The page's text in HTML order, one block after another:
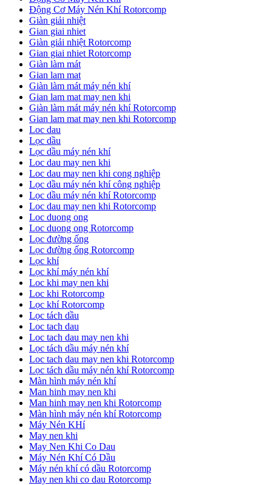
Động Cơ Máy Nén Khí Rotorcomp
Giàn giải nhiệt
Gian giai nhiet
Giàn giải nhiệt Rotorcomp
Gian giai nhiet Rotorcomp
Giàn làm mát
Gian lam mat
Giàn làm mát máy nén khí
Gian lam mat may nen khi
Giàn làm mát máy nén khí Rotorcomp
Gian lam mat may nen khi Rotorcomp
Loc dau
Lọc dầu
Lọc dầu máy nén khí
Loc dau may nen khi
Loc dau may nen khi cong nghiệp
Lọc dầu máy nén khí công nghiệp
Lọc dầu máy nén khí Rotorcomp
Loc dau may nen khi Rotorcomp
Loc duong ong
Loc duong ong Rotorcomp
Lọc đường ống
Lọc đường ống Rotorcomp
Lọc khí
Lọc khí máy nén khí
Loc khi may nen khi
Loc khi Rotorcomp
Lọc khí Rotorcomp
Lọc tách dầu
Loc tach dau
Loc tach dau may nen khi
Lọc tách dầu máy nén khí
Loc tach dau may nen khi Rotorcomp
Lọc tách dầu máy nén khí Rotorcomp
Màn hình máy nén khí
Man hinh may nen khi
Man hinh may nen khi Rotorcomp
Màn hình máy nén khí Rotorcomp
Máy Nén KHí
May nen khi
May Nen Khi Co Dau
Máy Nén Khí Có Dầu
Máy nén khí có dầu Rotorcomp
May nen khi co dau Rotorcomp